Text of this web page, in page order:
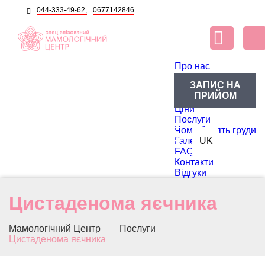
044-333-49-62, 0677142846
Про нас
Блог
Лікарі
Ціни
Послуги
Чому болять груди
Галерея
FAQ
Контакти
Відгуки
RU UK
ЗАПИС НА
ПРИЙОМ
Цистаденома яєчника
Мамологічний Центр
Послуги
Цистаденома яєчника